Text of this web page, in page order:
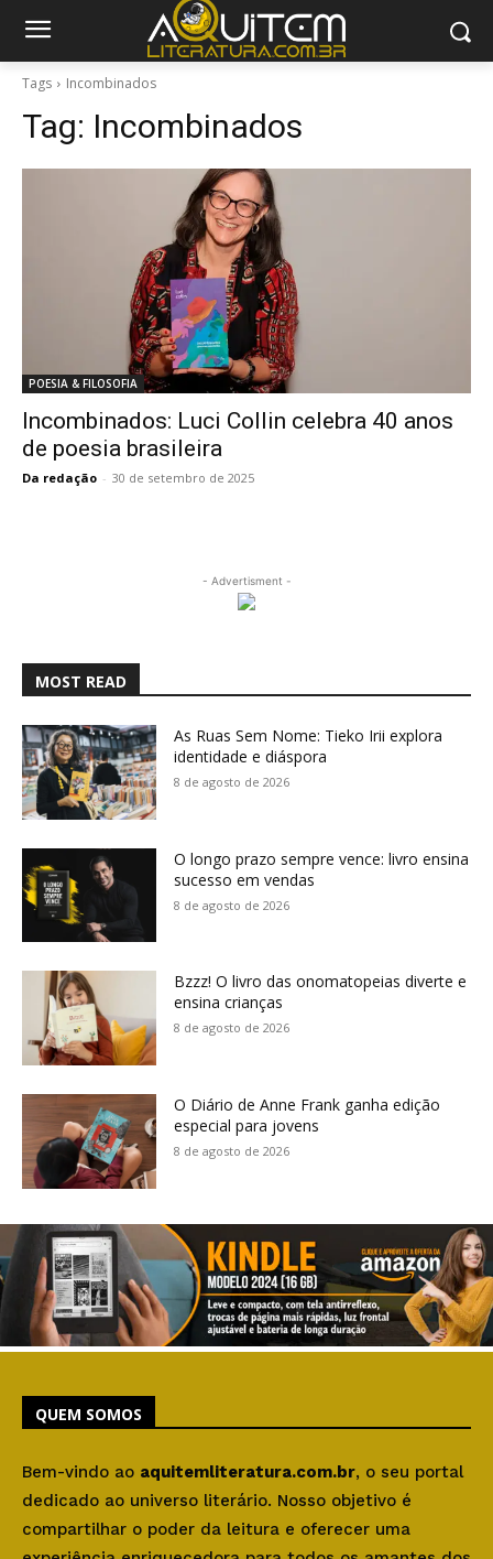
Tags Incombinados
Tag: Incombinados
POESIA & FILOSOFIA
Incombinados: Luci Collin celebra 40 anos
de poesia brasileira
Da redação - 30 de setembro de 2025
- Advertisment -
MOST READ
As Ruas Sem Nome: Tieko Irii explora
identidade e diáspora
8 de agosto de 2026
O longo prazo sempre vence: livro ensina
sucesso em vendas
8 de agosto de 2026
Bzzz! O livro das onomatopeias diverte e
ensina crianças
8 de agosto de 2026
O Diário de Anne Frank ganha edição
especial para jovens
8 de agosto de 2026
QUEM SOMOS
Bem-vindo ao aquitemliteratura.com.br, o seu portal
dedicado ao universo literário. Nosso objetivo é
compartilhar o poder da leitura e oferecer uma